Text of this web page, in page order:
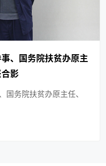
、国务院扶贫办原主
影
务院扶贫办原主任、